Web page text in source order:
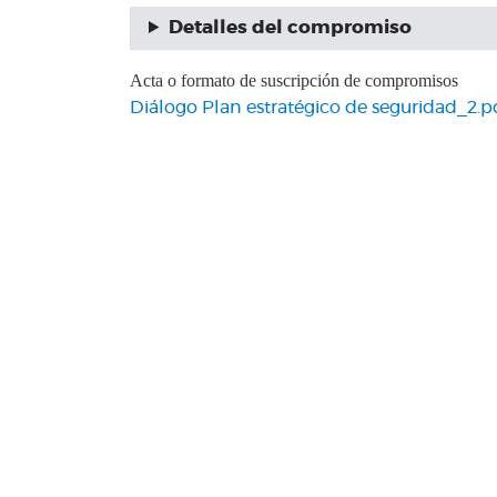
Detalles del compromiso
Acta o formato de suscripción de compromisos
Diálogo Plan estratégico de